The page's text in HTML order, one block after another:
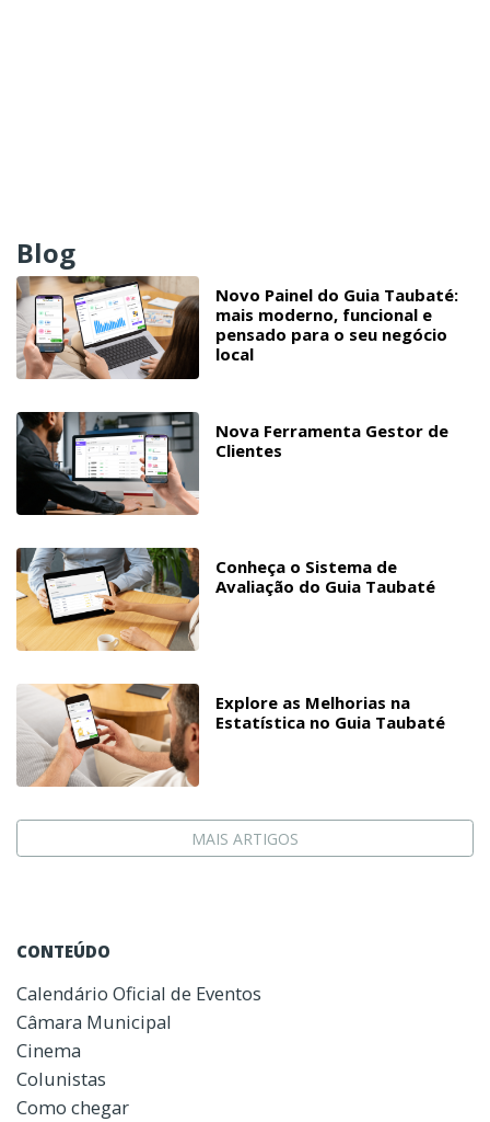
Blog
Novo Painel do Guia Taubaté:
mais moderno, funcional e
pensado para o seu negócio
local
Nova Ferramenta Gestor de
Clientes
Conheça o Sistema de
Avaliação do Guia Taubaté
Explore as Melhorias na
Estatística no Guia Taubaté
MAIS ARTIGOS
CONTEÚDO
Calendário Oficial de Eventos
Câmara Municipal
Cinema
Colunistas
Como chegar